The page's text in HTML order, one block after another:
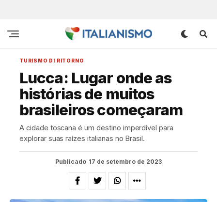
TURISMO DI RITORNO
Lucca: Lugar onde as
histórias de muitos
brasileiros começaram
A cidade toscana é um destino imperdível para
explorar suas raízes italianas no Brasil.
Publicado 17 de setembro de 2023